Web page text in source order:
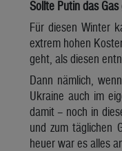
Sollte Putin das
Für diesen Winter
extrem hohen
geht, als diesen
Dann nämlich,
Ukraine auch im
damit – noch in
und zum täglichen
heuer war es alles